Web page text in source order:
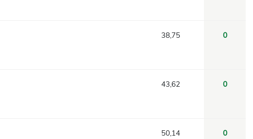
38,75 0
43,62 0
50,14 0